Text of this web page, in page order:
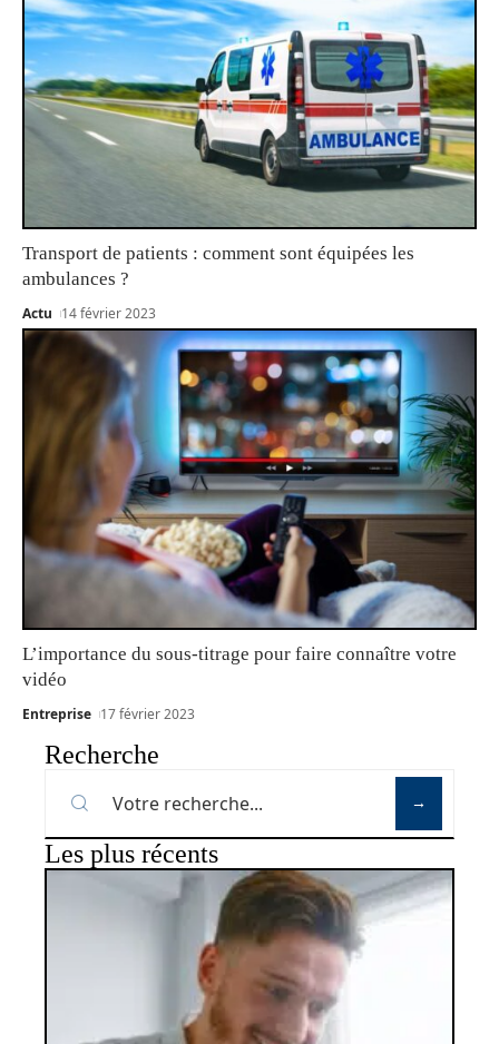
Transport de patients : comment sont équipées les
ambulances ?
Actu 14 février 2023
L’importance du sous-titrage pour faire connaître votre
vidéo
Entreprise 17 février 2023
Recherche
Les plus récents